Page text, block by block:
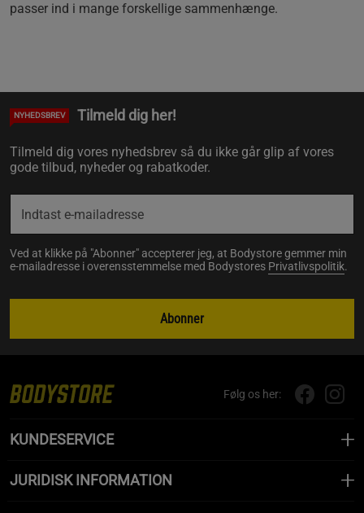
passer ind i mange forskellige sammenhænge.
NYHEDSBREV Tilmeld dig her!
Tilmeld dig vores nyhedsbrev så du ikke går glip af vores
gode tilbud, nyheder og rabatkoder.
Ved at klikke på "Abonner" accepterer jeg, at Bodystore gemmer min
e-mailadresse i overensstemmelse med Bodystores Privatlivspolitik.
Abonner
Følg os her:
KUNDESERVICE
JURIDISK INFORMATION